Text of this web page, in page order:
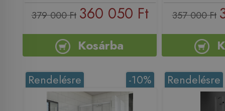
379 000 Ft 360 050 Ft
Kosárba
357 000 Ft
-10%
Rendelésre Rendelésre